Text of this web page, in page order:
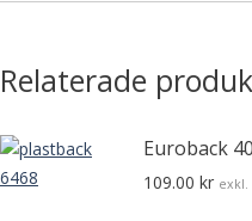
Relaterade
Euroback
109.00 kr exkl.